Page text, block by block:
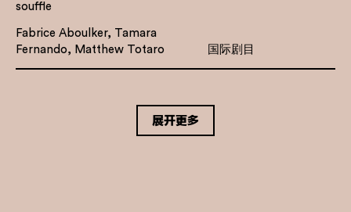
Fabrice Aboulker, Tamara
Fernando, Matthew Totaro
souffle
国际剧目
展开更多